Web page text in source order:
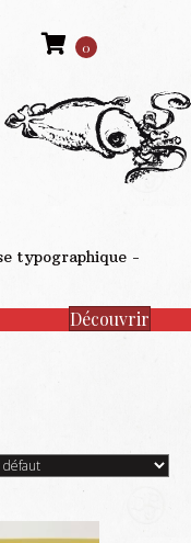
0
typographique -
Découvrir